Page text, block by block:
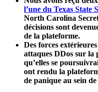
l’une du Texas State
North Carolina
décisions sont
de la plateforme.
Des forces
attaques DDos sur la
qu’elles se
ont rendu la
de panique au sein